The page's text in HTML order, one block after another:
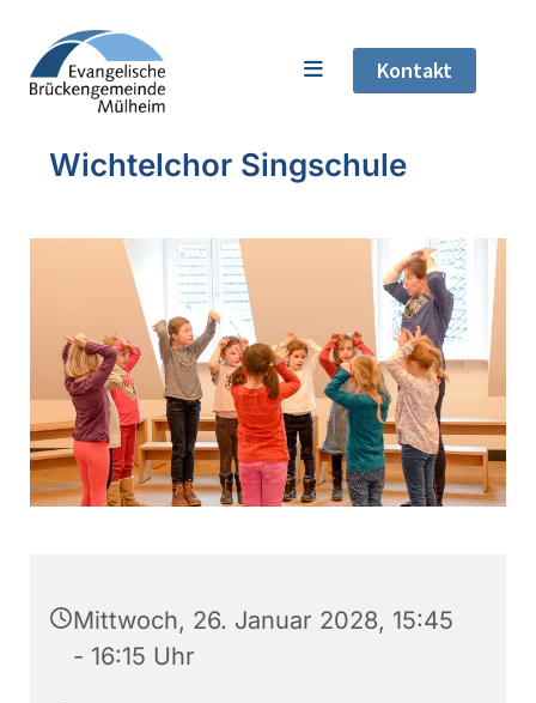
Kontakt
Wichtelchor Singschule
Mittwoch, 26. Januar 2028, 15:45
- 16:15 Uhr